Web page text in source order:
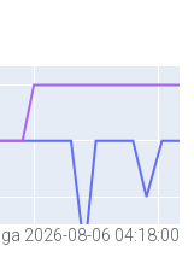
2026-08-06 04:18:00